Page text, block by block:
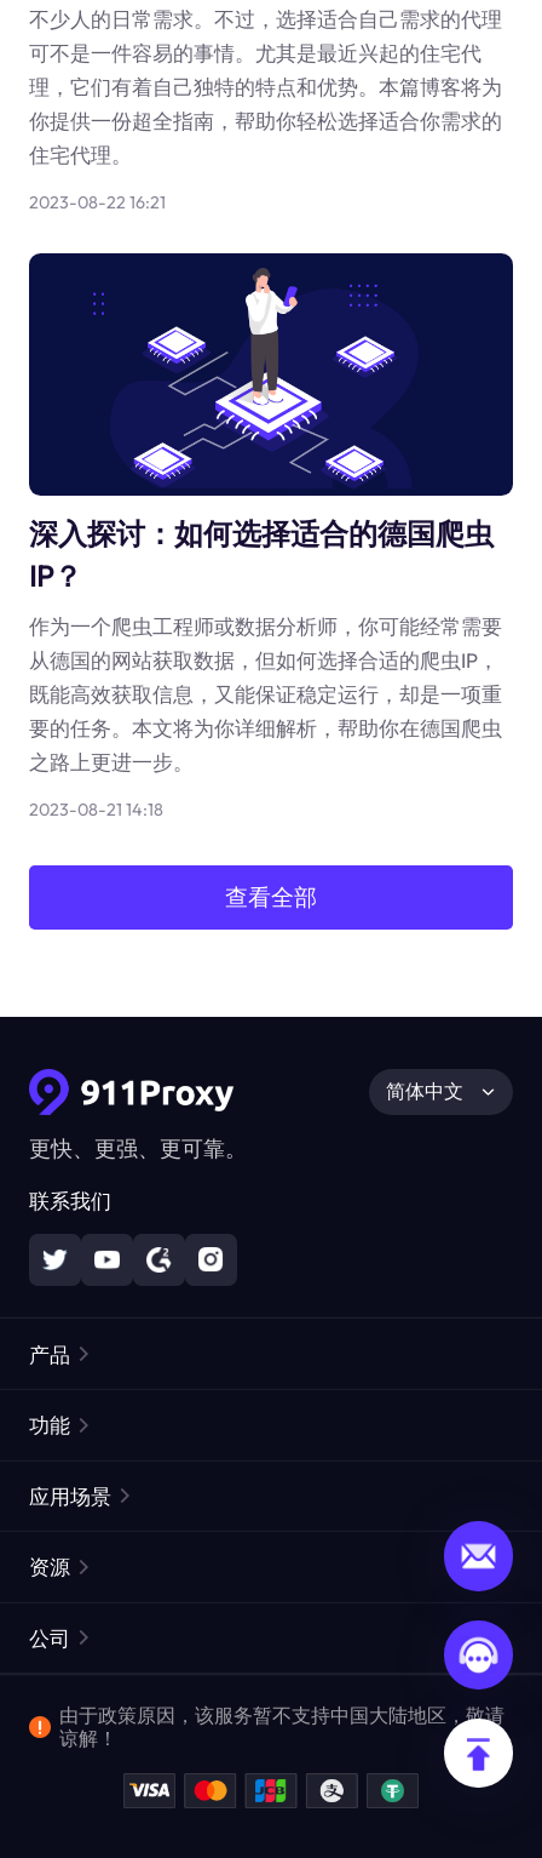
不少人的日常需求。不过，选择适合自己需求的代理
可不是一件容易的事情。尤其是最近兴起的住宅代
理，它们有着自己独特的特点和优势。本篇博客将为
你提供一份超全指南，帮助你轻松选择适合你需求的
住宅代理。
2023-08-22 16:21
深入探讨：如何选择适合的德国爬虫
IP？
作为一个爬虫工程师或数据分析师，你可能经常需要
从德国的网站获取数据，但如何选择合适的爬虫IP，
既能高效获取信息，又能保证稳定运行，却是一项重
要的任务。本文将为你详细解析，帮助你在德国爬虫
之路上更进一步。
2023-08-21 14:18
查看全部
更快、更强、更可靠。
联系我们
简体中文
产品
静态住宅代理
网页抓取 API
视频下载 API
功能
ISP代理
ProxySite
应用场景
市场研究
爬行和索引
查看全部使用场景
资源
常见问题解答
位置
公司
企业服务
反洗钱合规计划
由于政策原因，该服务暂不支持中国大陆地区，敬请
谅解！